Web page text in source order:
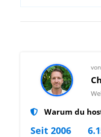
von
Warum du
Seit 2006